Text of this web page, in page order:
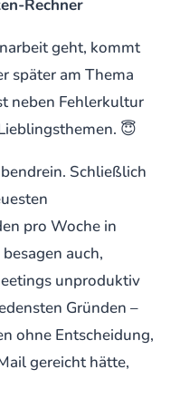
Rechner
geht, kommt
später am Thema
neben Fehlerkultur
😇
Schließlich
pro Woche in
auch,
unproduktiv
Gründen –
ohne Entscheidung,
gereicht hätte,